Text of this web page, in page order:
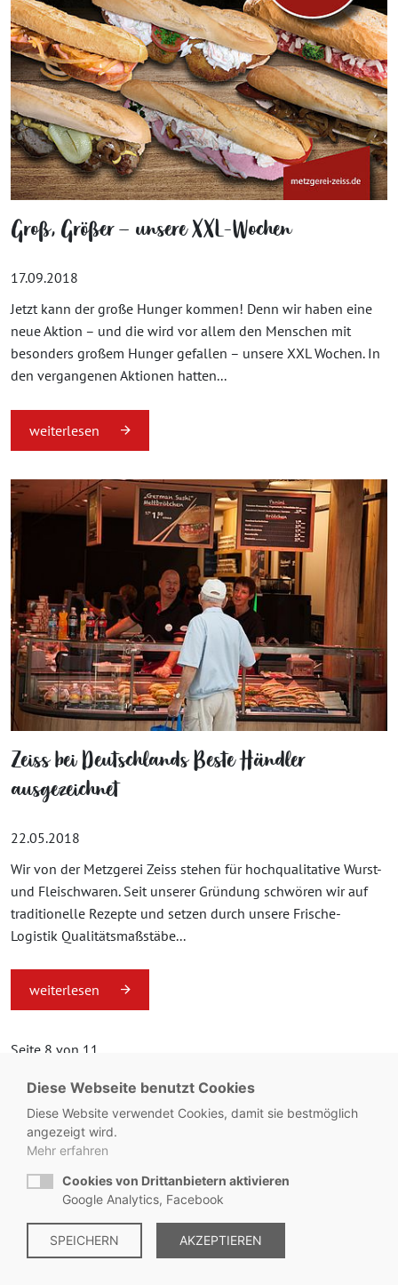
Groß, Größer – unsere XXL-Wochen
17.09.2018
Jetzt kann der große Hunger kommen! Denn wir haben eine
neue Aktion – und die wird vor allem den Menschen mit
besonders großem Hunger gefallen – unsere XXL Wochen. In
den vergangenen Aktionen hatten...
weiterlesen
Zeiss bei Deutschlands Beste Händler
ausgezeichnet
22.05.2018
Wir von der Metzgerei Zeiss stehen für hochqualitative Wurst-
und Fleischwaren. Seit unserer Gründung schwören wir auf
traditionelle Rezepte und setzen durch unsere Frische-
Logistik Qualitätsmaßstäbe...
weiterlesen
Seite 8 von 11.
© Metzgerei Zeiss - KONTAKT: +49 8563 / 2930
Impressum | Datenschutz | Hinweisgebersystem
Diese Webseite benutzt Cookies
Diese Website verwendet Cookies, damit sie bestmöglich
angezeigt wird.
Mehr erfahren
Cookies von Drittanbietern aktivieren
Google Analytics, Facebook
SPEICHERN AKZEPTIEREN